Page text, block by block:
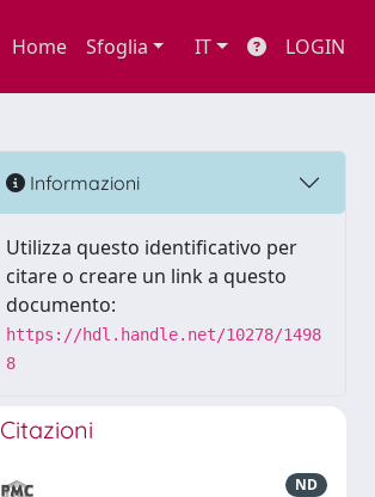
Home Sfoglia IT LOGIN
Informazioni
Utilizza questo identificativo per
citare o creare un link a questo
documento:
https://hdl.handle.net/10278/1498
8
Citazioni
ND